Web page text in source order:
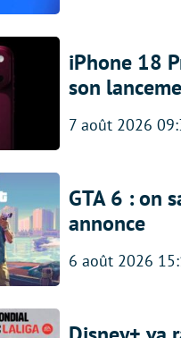
iPhone 18
son
7 août 2026
GTA 6 : on
annonce
6 août 2026